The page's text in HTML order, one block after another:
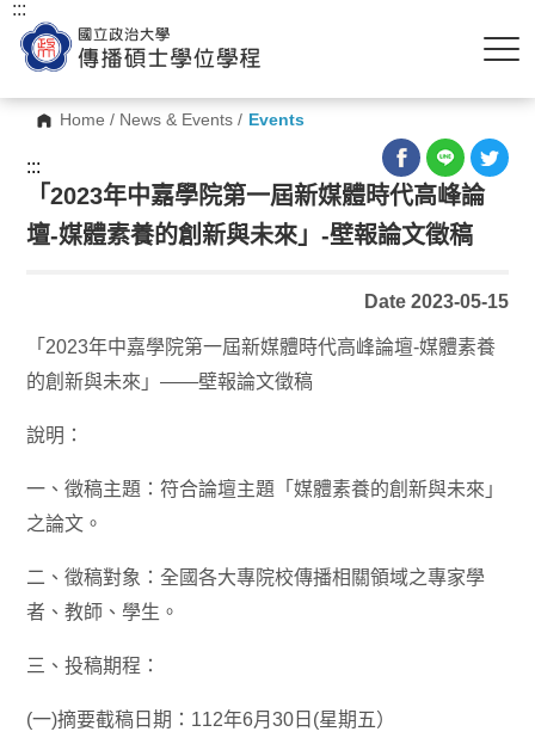
Home / News & Events / Events
:::
:::
「2023年中嘉學院第一屆新媒體時代高峰論
壇-媒體素養的創新與未來」-壁報論文徵稿
Date 2023-05-15
「2023年中嘉學院第一屆新媒體時代高峰論壇-媒體素養
的創新與未來」——壁報論文徵稿
說明：
一、徵稿主題：符合論壇主題「媒體素養的創新與未來」
之論文。
二、徵稿對象：全國各大專院校傳播相關領域之專家學
者、教師、學生。
三、投稿期程：
(一)摘要截稿日期：112年6月30日(星期五）